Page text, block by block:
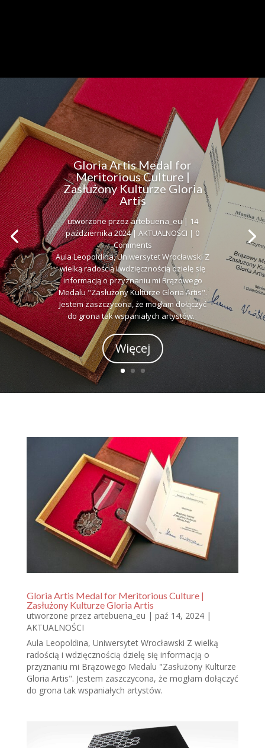
Gloria Artis Medal for
Meritorious Culture |
Zasłużony Kulturze Gloria
Artis
utworzone przezartebuena_eu| 14
października 2024| AKTUALNOŚCI | 0
Comments
Aula Leopoldina, Uniwersytet Wrocławski Z
wielką radością i wdzięcznością dzielę się
informacją o przyznaniu mi Brązowego
Medalu "Zasłużony Kulturze Gloria Artis".
Jestem zaszczycona, że mogłam dołączyć
do grona tak wspaniałych artystów.
Więcej
Gloria Artis Medal for Meritorious Culture |
Zasłużony Kulturze Gloria Artis
utworzone przez artebuena_eu | paź 14, 2024|
AKTUALNOŚCI
Aula Leopoldina, Uniwersytet Wrocławski Z wielką
radością i wdzięcznością dzielę się informacją o
przyznaniu mi Brązowego Medalu "Zasłużony Kulturze
Gloria Artis". Jestem zaszczycona, że mogłam dołączyć
do grona tak wspaniałych artystów.